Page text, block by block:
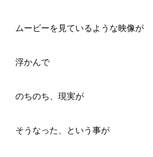
ムービーを見ているような映像が
浮かんで
のちのち、現実が
そうなった、という事が